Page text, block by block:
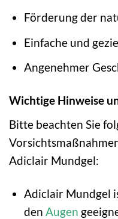
Förderung der
Einfache und
Angenehmer
Wichtige Hinweise
Bitte beachten Sie
Adiclair Mundgel:
Adiclair Mundgel
den Augen